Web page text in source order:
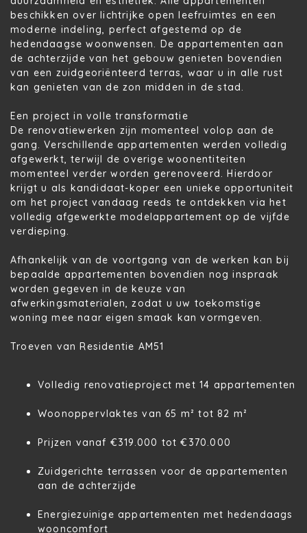
beschikken over lichtrijke open leefruimtes en een
moderne indeling, perfect afgestemd op de
hedendaagse woonwensen. De appartementen aan
de achterzijde van het gebouw genieten bovendien
van een zuidgeoriënteerd terras, waar u in alle rust
kan genieten van de zon midden in de stad.
Een project in volle transformatie
De renovatiewerken zijn momenteel volop aan de
gang.Verschillende appartementen werden volledig
afgewerkt, terwijl de overige woonentiteiten
momenteel verder worden gerenoveerd. Hierdoor
krijgt u als kandidaat-koper een unieke opportuniteit
om het project vandaag reeds te ontdekken via het
volledig afgewerkte modelappartement op de vijfde
verdieping.
Afhankelijk van de voortgang van de werken kan bij
bepaalde appartementen bovendien nog inspraak
worden gegeven in de keuze van
afwerkingsmaterialen, zodat u uw toekomstige
woning mee naar eigen smaak kan vormgeven.
Troeven van Residentie AM51
Volledig renovatieproject met 14 appartementen
Woonoppervlaktes van 65 m² tot 82 m²
Prijzen vanaf €319.000 tot €370.000
Zuidgerichte terrassen voor de appartementen
aan de achterzijde
Energiezuinige appartementen met hedendaags
wooncomfort